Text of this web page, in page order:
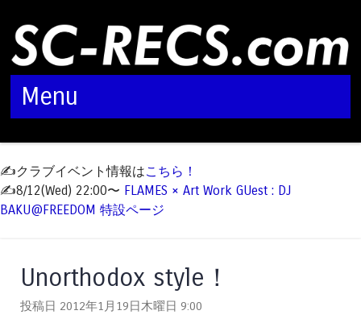
Menu
✍️クラブイベント情報はこちら！
✍️8/12(Wed) 22:00〜 FLAMES × Art Work GUest : DJ
BAKU@FREEDOM 特設ページ
Unorthodox style！
投稿日 2012年1月19日木曜日 9:00